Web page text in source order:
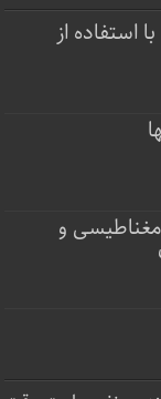
استفاده از
و